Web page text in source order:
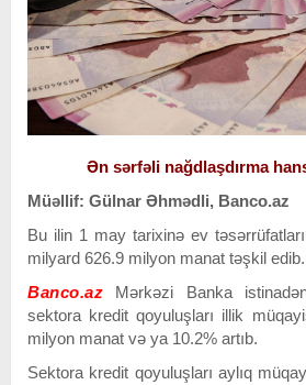
Ən sərfəli nağdlaşdırma
Müəllif: Gülnar Əhmədli, Banco.az
Bu ilin 1 may tarixinə ev
milyard 626.9 milyon manat təşkil edib.
Banco.az
Mərkəzi Banka
sektora kredit qoyuluşları illik
milyon manat və ya 10.2% artıb.
Sektora kredit qoyuluşları aylıq